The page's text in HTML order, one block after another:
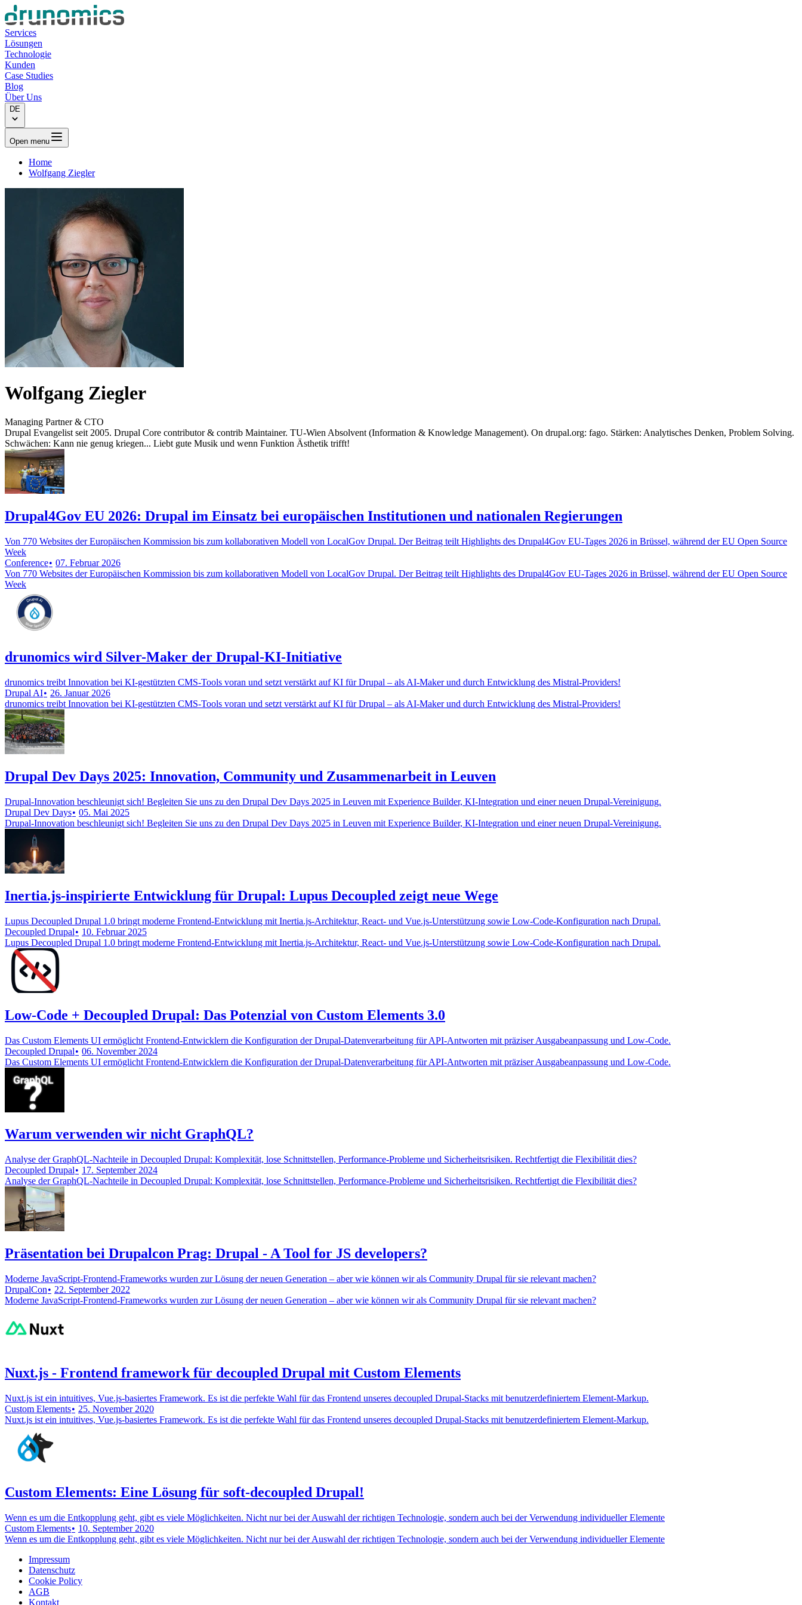
Services
Lösungen
Technologie
Kunden
Case Studies
Blog
Über Uns
DE
Open menu
Home
Wolfgang Ziegler
Wolfgang Ziegler
Managing Partner & CTO
Drupal Evangelist seit 2005. Drupal Core contributor & contrib Maintainer. TU-Wien Absolvent (Information & Knowledge Management). On drupal.org: fago. Stärken: Analytisches Denken, Problem Solving.
Schwächen: Kann nie genug kriegen... Liebt gute Musik und wenn Funktion Ästhetik trifft!
Drupal4Gov EU 2026: Drupal im Einsatz bei europäischen Institutionen und nationalen Regierungen
Von 770 Websites der Europäischen Kommission bis zum kollaborativen Modell von LocalGov Drupal. Der Beitrag teilt Highlights des Drupal4Gov EU-Tages 2026 in Brüssel, während der EU Open Source
Week
Conference
07. Februar 2026
Von 770 Websites der Europäischen Kommission bis zum kollaborativen Modell von LocalGov Drupal. Der Beitrag teilt Highlights des Drupal4Gov EU-Tages 2026 in Brüssel, während der EU Open Source
Week
drunomics wird Silver-Maker der Drupal-KI-Initiative
drunomics treibt Innovation bei KI-gestützten CMS-Tools voran und setzt verstärkt auf KI für Drupal – als AI-Maker und durch Entwicklung des Mistral-Providers!
Drupal AI
26. Januar 2026
drunomics treibt Innovation bei KI-gestützten CMS-Tools voran und setzt verstärkt auf KI für Drupal – als AI-Maker und durch Entwicklung des Mistral-Providers!
Drupal Dev Days 2025: Innovation, Community und Zusammenarbeit in Leuven
Drupal-Innovation beschleunigt sich! Begleiten Sie uns zu den Drupal Dev Days 2025 in Leuven mit Experience Builder, KI-Integration und einer neuen Drupal-Vereinigung.
Drupal Dev Days
05. Mai 2025
Drupal-Innovation beschleunigt sich! Begleiten Sie uns zu den Drupal Dev Days 2025 in Leuven mit Experience Builder, KI-Integration und einer neuen Drupal-Vereinigung.
Inertia.js-inspirierte Entwicklung für Drupal: Lupus Decoupled zeigt neue Wege
Lupus Decoupled Drupal 1.0 bringt moderne Frontend-Entwicklung mit Inertia.js-Architektur, React- und Vue.js-Unterstützung sowie Low-Code-Konfiguration nach Drupal.
Decoupled Drupal
10. Februar 2025
Lupus Decoupled Drupal 1.0 bringt moderne Frontend-Entwicklung mit Inertia.js-Architektur, React- und Vue.js-Unterstützung sowie Low-Code-Konfiguration nach Drupal.
Low-Code + Decoupled Drupal: Das Potenzial von Custom Elements 3.0
Das Custom Elements UI ermöglicht Frontend-Entwicklern die Konfiguration der Drupal-Datenverarbeitung für API-Antworten mit präziser Ausgabeanpassung und Low-Code.
Decoupled Drupal
06. November 2024
Das Custom Elements UI ermöglicht Frontend-Entwicklern die Konfiguration der Drupal-Datenverarbeitung für API-Antworten mit präziser Ausgabeanpassung und Low-Code.
Warum verwenden wir nicht GraphQL?
Analyse der GraphQL-Nachteile in Decoupled Drupal: Komplexität, lose Schnittstellen, Performance-Probleme und Sicherheitsrisiken. Rechtfertigt die Flexibilität dies?
Decoupled Drupal
17. September 2024
Analyse der GraphQL-Nachteile in Decoupled Drupal: Komplexität, lose Schnittstellen, Performance-Probleme und Sicherheitsrisiken. Rechtfertigt die Flexibilität dies?
Präsentation bei Drupalcon Prag: Drupal - A Tool for JS developers?
Moderne JavaScript-Frontend-Frameworks wurden zur Lösung der neuen Generation – aber wie können wir als Community Drupal für sie relevant machen?
DrupalCon
22. September 2022
Moderne JavaScript-Frontend-Frameworks wurden zur Lösung der neuen Generation – aber wie können wir als Community Drupal für sie relevant machen?
Nuxt.js - Frontend framework für decoupled Drupal mit Custom Elements
Nuxt.js ist ein intuitives, Vue.js-basiertes Framework. Es ist die perfekte Wahl für das Frontend unseres decoupled Drupal-Stacks mit benutzerdefiniertem Element-Markup.
Custom Elements
25. November 2020
Nuxt.js ist ein intuitives, Vue.js-basiertes Framework. Es ist die perfekte Wahl für das Frontend unseres decoupled Drupal-Stacks mit benutzerdefiniertem Element-Markup.
Custom Elements: Eine Lösung für soft-decoupled Drupal!
Wenn es um die Entkopplung geht, gibt es viele Möglichkeiten. Nicht nur bei der Auswahl der richtigen Technologie, sondern auch bei der Verwendung individueller Elemente
Custom Elements
10. September 2020
Wenn es um die Entkopplung geht, gibt es viele Möglichkeiten. Nicht nur bei der Auswahl der richtigen Technologie, sondern auch bei der Verwendung individueller Elemente
Impressum
Datenschutz
Cookie Policy
AGB
Kontakt